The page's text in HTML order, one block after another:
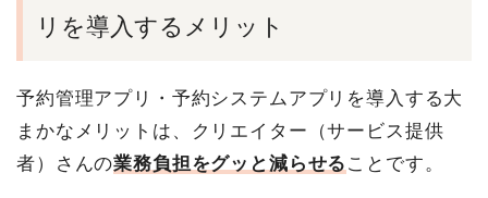
リを導入するメリット
予約管理アプリ・予約システムアプリを導入する大
まかなメリットは、クリエイター（サービス提供
者）さんの業務負担をグッと減らせる ことです。